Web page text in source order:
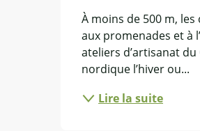
À moins de 500 m,
aux promenades et à
ateliers d’artisanat
nordique l’hiver ou...
Lire la suite